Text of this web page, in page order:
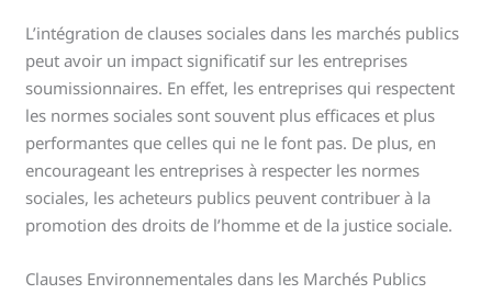
L’intégration de clauses sociales dans les marchés publics
peut avoir un impact significatif sur les entreprises
soumissionnaires. En effet, les entreprises qui respectent
les normes sociales sont souvent plus efficaces et plus
performantes que celles qui ne le font pas. De plus, en
encourageant les entreprises à respecter les normes
sociales, les acheteurs publics peuvent contribuer à la
promotion des droits de l’homme et de la justice sociale.
Clauses Environnementales dans les Marchés Publics